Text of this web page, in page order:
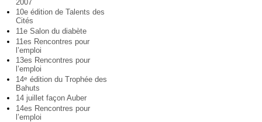
2007
10e édition de Talents des
Cités
11e Salon du diabète
11es Rencontres pour
l’emploi
13es Rencontres pour
l’emploi
14e édition du Trophée des
Bahuts
14 juillet façon Auber
14es Rencontres pour
l’emploi